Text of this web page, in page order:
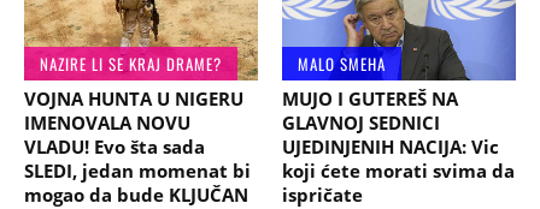
NAZIRE LI SE KRAJ DRAME?
VOJNA HUNTA U NIGERU
IMENOVALA NOVU
VLADU! Evo šta sada
SLEDI, jedan momenat bi
mogao da bude KLJUČAN
MALO SMEHA
MUJO I GUTEREŠ NA
GLAVNOJ SEDNICI
UJEDINJENIH NACIJA: Vic
koji ćete morati svima da
ispričate